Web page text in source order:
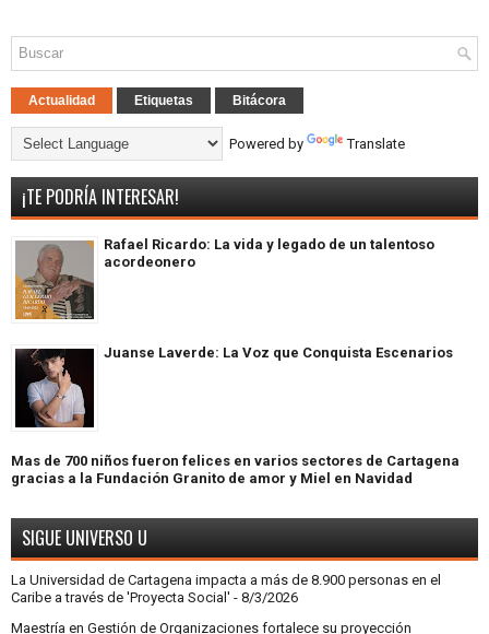
Actualidad Etiquetas Bitácora
Powered by Translate
¡TE PODRÍA INTERESAR!
Rafael Ricardo: La vida y legado de un talentoso
acordeonero
Juanse Laverde: La Voz que Conquista Escenarios
Mas de 700 niños fueron felices en varios sectores de Cartagena
gracias a la Fundación Granito de amor y Miel en Navidad
SIGUE UNIVERSO U
La Universidad de Cartagena impacta a más de 8.900 personas en el
Caribe a través de 'Proyecta Social' - 8/3/2026
Maestría en Gestión de Organizaciones fortalece su proyección